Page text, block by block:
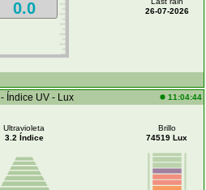
0.0
26-07-2026
Índice UV - Lux 11:04:44
Ultravioleta
3.2 Índice
Brillo
74519 Lux